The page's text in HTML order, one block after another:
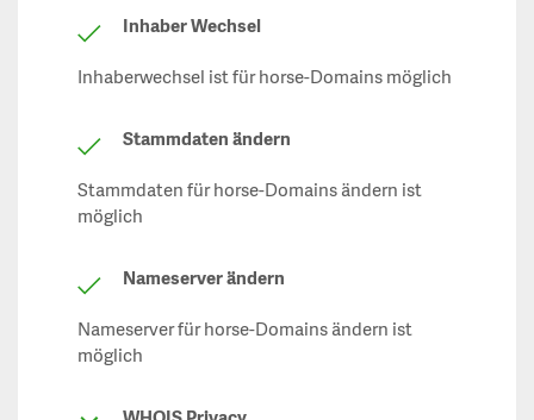
Inhaber Wechsel
Inhaberwechsel ist für horse-Domains möglich
Stammdaten ändern
Stammdaten für horse-Domains ändern ist
möglich
Nameserver ändern
Nameserver für horse-Domains ändern ist
möglich